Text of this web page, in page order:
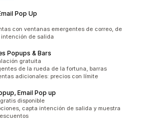
Pop Up
con ventanas emergentes de correo, de
intención de salida
Popups & Bars
gratuita
de la rueda de la fortuna, barras
adicionales: precios con límite
Email Pop up
disponible
capta intención de salida y muestra